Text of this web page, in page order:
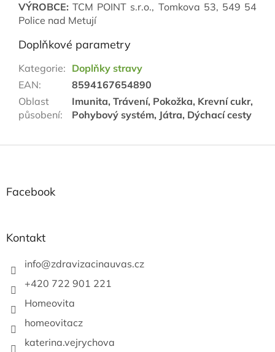
VÝROBCE: TCM POINT s.r.o., Tomkova 53, 549 54
Police nad Metují
Doplňkové parametry
Kategorie: Doplňky stravy
EAN:
8594167654890
Oblast
působení:
Imunita, Trávení, Pokožka, Krevní cukr,
Pohybový systém, Játra, Dýchací cesty
Facebook
Kontakt
info@zdravizacinauvas.cz
+420 722 901 221
Homeovita
homeovitacz
katerina.vejrychova